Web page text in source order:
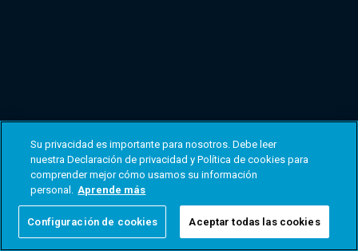
Su privacidad es importante para nosotros. Debe leer
nuestra Declaración de privacidad y Política de cookies para
comprender mejor cómo usamos su información
personal. Aprende más
Configuración de cookies Aceptar todas las cookies